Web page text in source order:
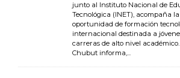
junto al Instituto Nacional de
Tecnológica (INET), acompaña
oportunidad de formación
internacional destinada a
carreras de alto nivel
Chubut informa,...